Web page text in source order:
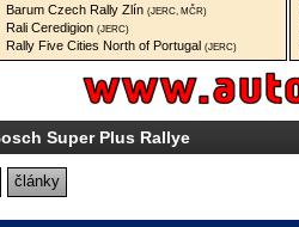
Barum Czech Rally Zlín (JERC, MČR)
Rali Ceredigion (JERC)
Rally Five Cities North of Portugal (JERC)
Super Plus Rallye
články